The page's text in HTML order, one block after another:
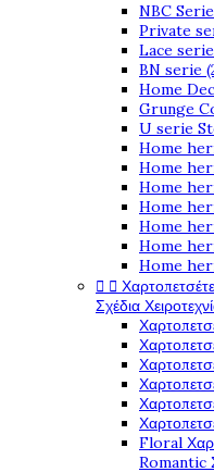
NBC
Private
Lace
BN serie
Home
Grunge
U serie
Home
Home
Home
Home
Home
Home
Home
 
Σχέδια
Floral
Romantic